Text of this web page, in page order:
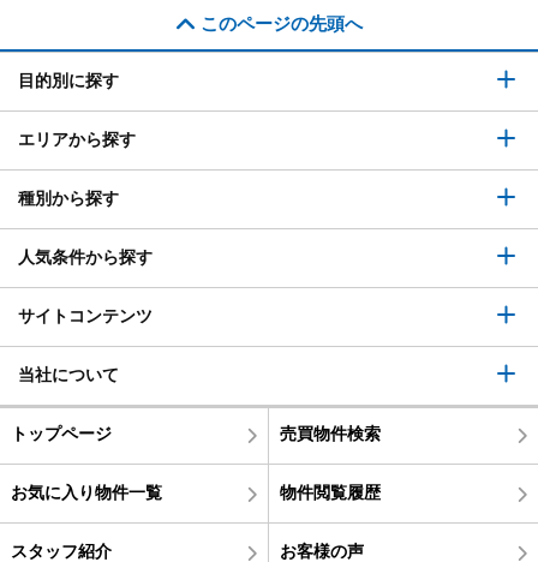
このページの先頭へ
目的別に探す
エリアから探す
種別から探す
人気条件から探す
サイトコンテンツ
当社について
トップページ 売買物件検索
お気に入り物件一覧 物件閲覧履歴
スタッフ紹介 お客様の声